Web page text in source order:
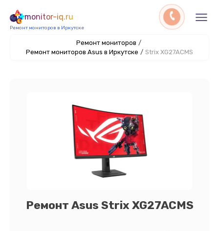
monitor-iq.ru
Ремонт мониторов в Иркутске
Ремонт мониторов /
Ремонт мониторов Asus в Иркутске / Strix XG27ACMS
Ремонт Asus Strix XG27ACMS